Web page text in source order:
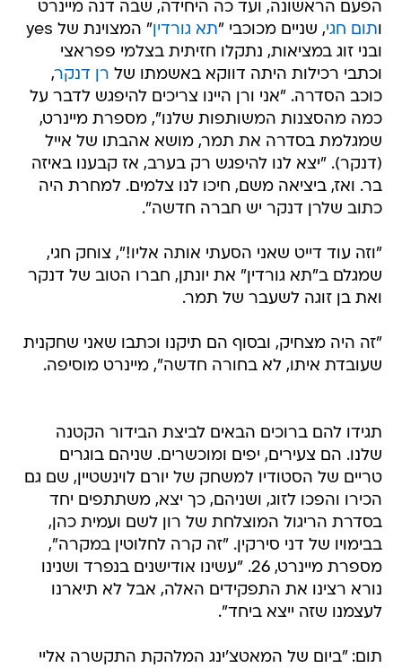
הפעם הראשונה, ועד כה היחידה, שבה דנה מיינרט
ותום חגי, שניים מכוכבי "תא גורדין
" המצוינת של yes
ובני זוג במציאות, נתקלו חזיתית בצלמי פפראצי
וכתבי רכילות היתה דווקא באשמתו של רן דנקר,
כוכב הסדרה. "אני ורן היינו צריכים להיפגש לדבר על
כמה מהסצנות המשותפות שלנו", מספרת מיינרט,
שמגלמת בסדרה את תמר, מושא אהבתו של אייל
(דנקר). "יצא לנו להיפגש רק בערב, אז קבענו באיזה
בר. ואז, ביציאה משם, חיכו לנו צלמים. למחרת היה
כתוב שלרן דנקר יש חברה חדשה".
"וזה עוד דייט שאני הסעתי אותה אליו!", צוחק חגי,
שמגלם ב"תא גורדין" את יונתן, חברו הטוב של דנקר
ואת בן זוגה לשעבר של תמר.
"זה היה מצחיק, ובסוף הם תיקנו וכתבו שאני שחקנית
שעובדת איתו, לא בחורה חדשה", מיינרט מוסיפה.
תגידו להם ברוכים הבאים לביצת הבידור הקטנה
שלנו. הם צעירים, יפים ומוכשרים. שניהם בוגרים
טריים של הסטודיו למשחק של יורם לוינשטיין, שם גם
הכירו והפכו לזוג, ושניהם, כך יצא, משתתפים יחד
בסדרת הריגול המוצלחת של רון לשם ועמית כהן,
בבימויו של דני סירקין. "זה קרה לחלוטין במקרה",
מספרת מיינרט, 26. "עשינו אודישנים בנפרד ושנינו
נורא רצינו את התפקידים האלה, אבל לא תיארנו
לעצמנו שזה ייצא ביחד".
תום: "ביום של המאטצ'ינג המלהקת התקשרה אליי